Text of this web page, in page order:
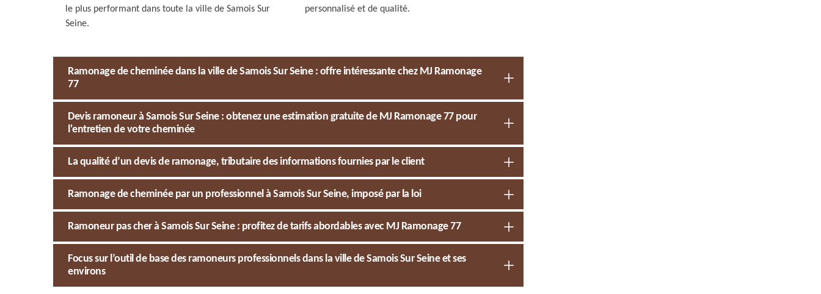
le plus performant dans toute la ville de Samois Sur
Seine.
personnalisé et de qualité.
Ramonage de cheminée dans la ville de Samois Sur Seine : offre intéressante chez MJ Ramonage
77
Devis ramoneur à Samois Sur Seine : obtenez une estimation gratuite de MJ Ramonage 77 pour
l'entretien de votre cheminée
La qualité d’un devis de ramonage, tributaire des informations fournies par le client
Ramonage de cheminée par un professionnel à Samois Sur Seine, imposé par la loi
Ramoneur pas cher à Samois Sur Seine : profitez de tarifs abordables avec MJ Ramonage 77
Focus sur l’outil de base des ramoneurs professionnels dans la ville de Samois Sur Seine et ses
environs